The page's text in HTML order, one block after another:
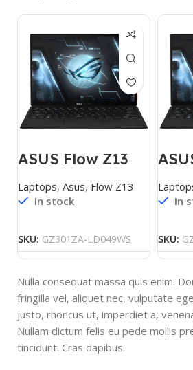
ASUS Flow Z13
GZ301ZA-
LD049WS
Laptops, Asus, Flow Z13
In stock
SKU: GZ301ZA-LD049WS
In
SKU:
Nulla consequat massa quis enim.
fringilla vel, aliquet nec, vulputate
justo, rhoncus ut, imperdiet a,
Nullam dictum felis eu pede mollis
tincidunt. Cras dapibus.